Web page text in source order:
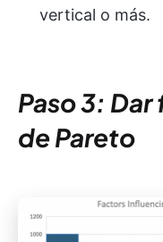
vertical o más.
Paso 3:
de Pareto